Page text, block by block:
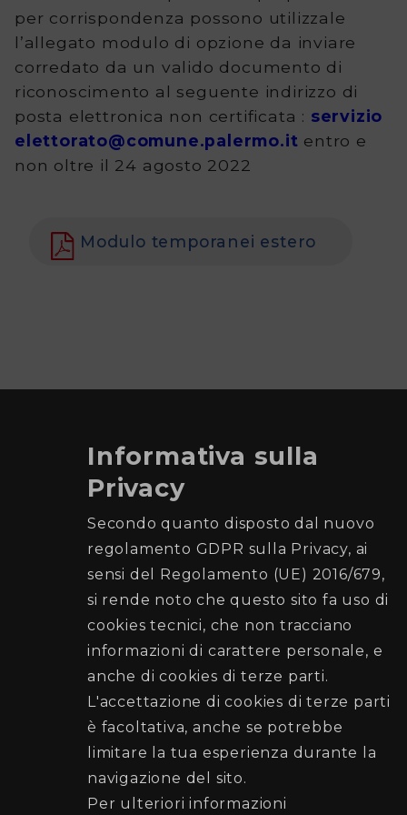
Tutte
le
consultazioni
elettorali
Contatti
per corrispondenza possono utilizzale
l’allegato modulo di opzione da inviare
corredato da un valido documento di
riconoscimento al seguente indirizzo di
posta elettronica non certificata : servizio
elettorato@comune.palermo.it entro e
non oltre il 24 agosto 2022
Modulo temporanei estero
Comune di Palermo
Ufficio Elettorale
Recapiti e Contatti
Stazione Centrale)
elettorato@cert.comune.palermo.it
Telefono: 091 7403707 091 7403797
Seguici su
Informativa sulla
Privacy
Secondo quanto disposto dal nuovo
regolamento GDPR sulla Privacy, ai
sensi del Regolamento (UE) 2016/679,
si rende noto che questo sito fa uso di
cookies tecnici, che non tracciano
informazioni di carattere personale, e
anche di cookies di terze parti.
L'accettazione di cookies di terze parti
è facoltativa, anche se potrebbe
limitare la tua esperienza durante la
navigazione del sito.
Per ulteriori informazioni